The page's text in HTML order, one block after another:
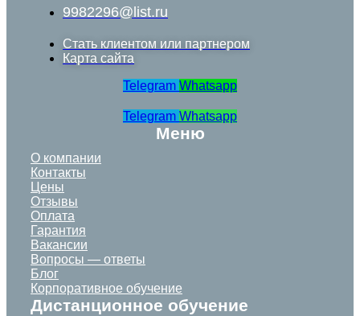
9982296@list.ru
Стать клиентом или партнером
Карта сайта
Telegram Whatsapp
Telegram Whatsapp
Меню
О компании
Контакты
Цены
Отзывы
Оплата
Гарантия
Вакансии
Вопросы — ответы
Блог
Корпоративное обучение
Дистанционное обучение